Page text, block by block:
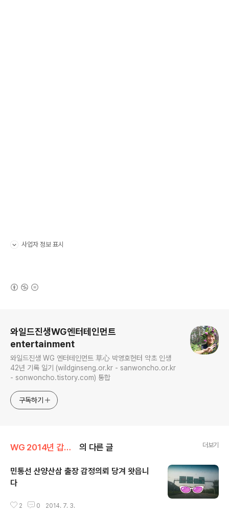
사업자 정보 표시
와일드진생WG엔터테인먼트
entertainment
와일드진생 WG 엔터테인먼트 草心 박영호헌터 약초 인생
42년 기록 일기 (wildginseng.or.kr - sanwoncho.or.kr
- sonwoncho.tistory.com) 통합
구독하기
WG 2014년 갑오년 기록 의 다른 글 더보기
민통선 산양산삼 출장 감정의뢰 당겨 왓읍니
다
2 0 2014. 7. 3.